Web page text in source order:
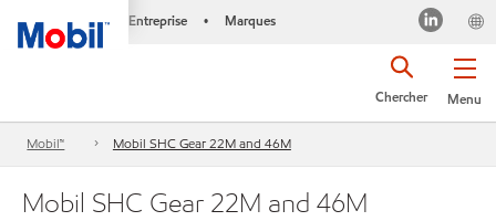
Entreprise • Marques
Menu
Chercher
Mobil™ Mobil SHC Gear 22M and 46M
Mobil SHC Gear 22M and 46M